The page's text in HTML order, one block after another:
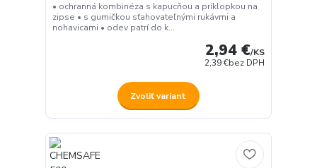
• ochranná kombinéza s kapucňou a príklopkou na
zipse • s gumičkou sťahovateľnými rukávmi a
nohavicami • odev patrí do k...
2,94 €/KS
2,39 €bez DPH
Zvoliť variant